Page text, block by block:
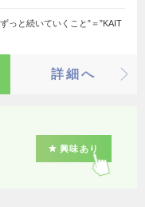
っと続いていくこと”＝”KAIT
詳細へ
興味あり